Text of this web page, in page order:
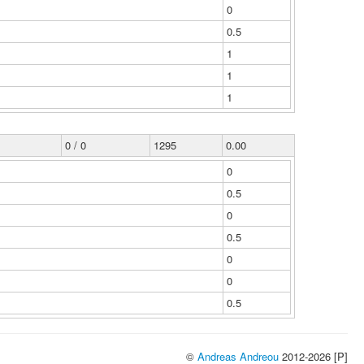
0
0.5
1
1
1
0 / 0 1295
0.00
0
0.5
0
0.5
0
0
0.5
© Andreas Andreou 2012-2026 [P]